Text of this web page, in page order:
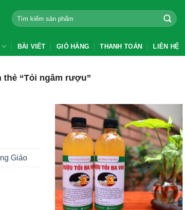
Tìm
kiếm:
BÀI VIẾT GIỎ HÀNG THANH TOÁN LIÊN HỆ
“Tỏi ngâm rượu”
Giáo